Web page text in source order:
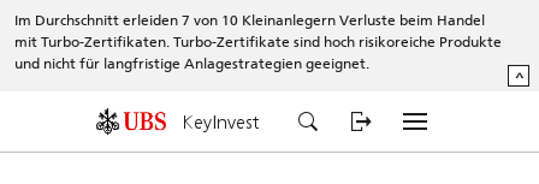
Im Durchschnitt erleiden 7 von 10 Kleinanlegern Verluste beim Handel
mit Turbo-Zertifikaten. Turbo-Zertifikate sind hoch risikoreiche Produkte
und nicht für langfristige Anlagestrategien geeignet.
^
KeyInvest